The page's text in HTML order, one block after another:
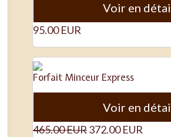
Voir en
95.00 EUR
Forfait Minceur Express
Voir en
465.00 EUR372.00 EUR